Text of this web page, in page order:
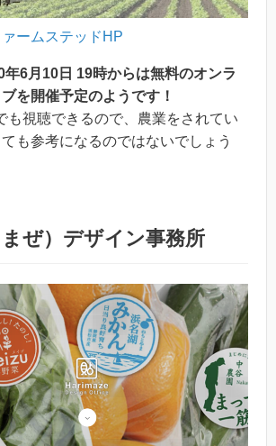
ームステッドHP
年6月10日 19時からは無料のオンラ
を開催予定のようです！
も視聴できるので、農業をされてい
も参考になるのではないでしょう
ぜ）デザイン事務所